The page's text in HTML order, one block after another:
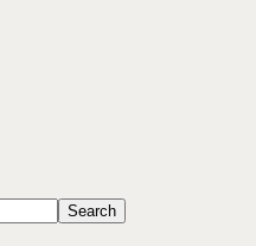
Search